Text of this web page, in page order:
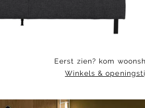
Eerst zien? kom
Winkels &